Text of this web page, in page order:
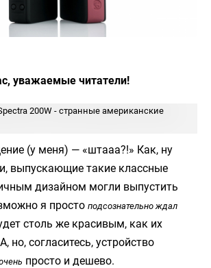
уважаемые читатели!
(у меня) — «штааа?!» Как, ну
выпускающие такие классные
дизайном могли выпустить
я просто подсознательно ждал
столь же красивым, как их
но, согласитесь, устройство
просто и дешево.